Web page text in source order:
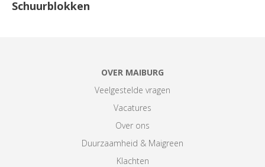
Schuurblokken
OVER MAIBURG
Veelgestelde vragen
Vacatures
Over ons
Duurzaamheid & Maigreen
Klachten